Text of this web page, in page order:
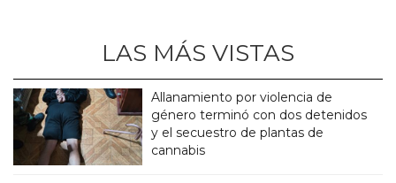
LAS MÁS VISTAS
Allanamiento por violencia de
género terminó con dos detenidos
y el secuestro de plantas de
cannabis